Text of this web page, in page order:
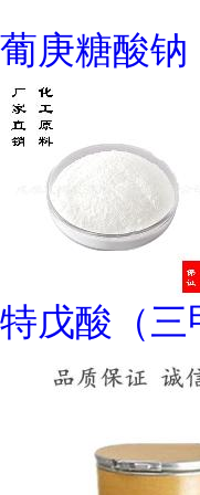
葡庚糖酸钠
特戊酸（三